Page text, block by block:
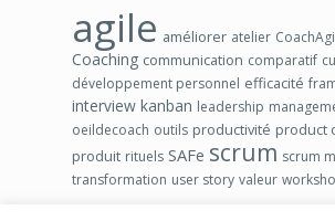
agile améliorer atelier
Coaching communication comparatif
développement personnel efficacité
interview kanban leadership
oeildecoach outils productivité product
produit rituels SAFe scrum scrum
transformation user story valeur